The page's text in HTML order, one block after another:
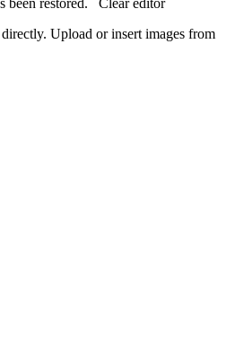
Upload or insert images from